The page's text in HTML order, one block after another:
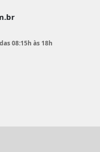
08:15h às 18h